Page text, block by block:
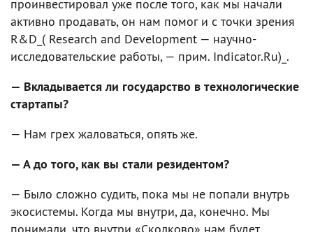
проинвестировал уже после того, как мы начали
активно продавать, он нам помог и с точки зрения
R&D_( Research and Development — научно-
исследовательские работы, — прим. Indicator.Ru)_.
— Вкладывается ли государство в технологические
стартапы?
— Нам грех жаловаться, опять же.
— А до того, как вы стали резидентом?
— Было сложно судить, пока мы не попали внутрь
экосистемы. Когда мы внутри, да, конечно. Мы
понимали, что внутри «Сколково» нам будет